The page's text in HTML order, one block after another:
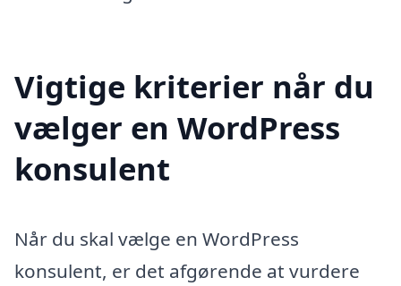
Vigtige kriterier når du
vælger en WordPress
konsulent
Når du skal vælge en WordPress
konsulent, er det afgørende at vurdere